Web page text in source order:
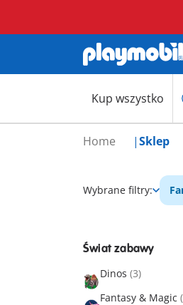
Kup wszystko
Home Sklep
Wybrane filtry:
Świat zabawy
Dinos (3)
Fantasy & Magic